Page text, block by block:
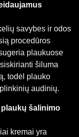
savybes ir odos
procedūros
plaukuose
šiluma
todėl plauko
audinių.
šalinimo
kremai yra